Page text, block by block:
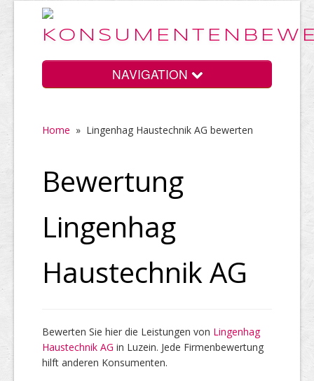
NAVIGATION
Home
Vorteile
Preise
Top Firmen
Home » Lingenhag Haustechnik AG bewerten
Bewertung
Lingenhag
Haustechnik AG
Bewerten Sie hier die Leistungen von Lingenhag
Haustechnik AG in Luzein. Jede Firmenbewertung
hilft anderen Konsumenten.